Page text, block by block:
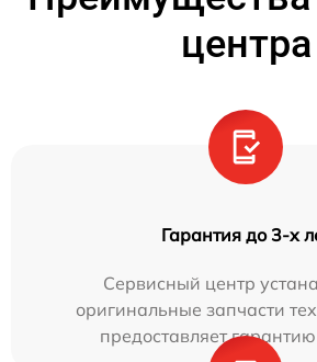
центра
Гарантия до 3-х
Сервисный центр
оригинальные запчасти
предоставляет